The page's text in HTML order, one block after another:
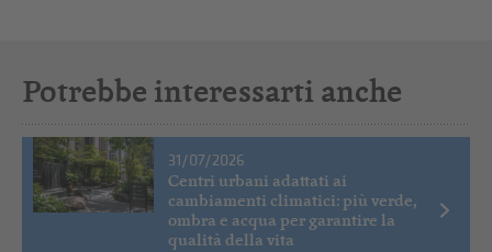
Potrebbe interessarti anche
31/07/2026
Centri urbani adattati ai
cambiamenti climatici: più verde,
ombra e acqua per garantire la
qualità della vita